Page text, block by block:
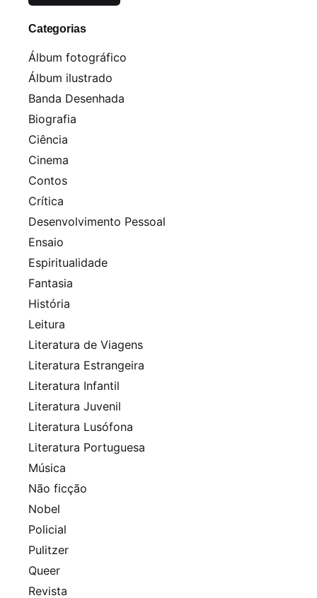
Categorias
Álbum fotográfico
Álbum ilustrado
Banda Desenhada
Biografia
Ciência
Cinema
Contos
Crítica
Desenvolvimento Pessoal
Ensaio
Espiritualidade
Fantasia
História
Leitura
Literatura de Viagens
Literatura Estrangeira
Literatura Infantil
Literatura Juvenil
Literatura Lusófona
Literatura Portuguesa
Música
Não ficção
Nobel
Policial
Pulitzer
Queer
Revista